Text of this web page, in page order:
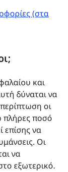
(στα
και
δύναται να
οι
πλήρες ποσό
επίσης να
Οι
να
εξωτερικό.